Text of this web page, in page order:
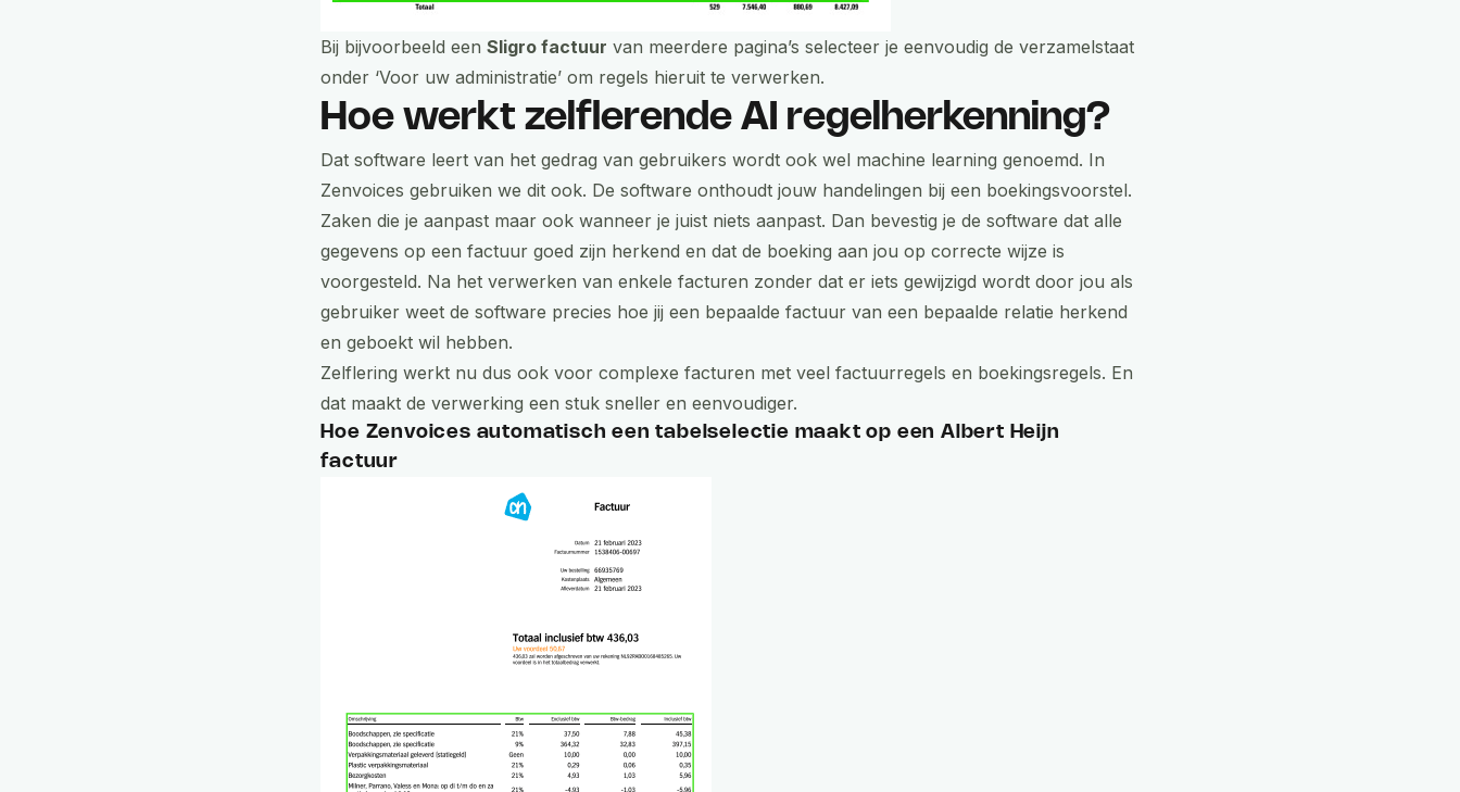
Bij bijvoorbeeld eenSligro factuur van meerdere pagina’s selecteer je eenvoudig de verzamelstaat
onder ‘Voor uw administratie’ om regels hieruit te verwerken.
Hoe werkt zelflerende AI regelherkenning?
Dat software leert van het gedrag van gebruikers wordt ook wel machine learning genoemd. In
Zenvoices gebruiken we dit ook. De software onthoudt jouw handelingen bij een boekingsvoorstel.
Zaken die je aanpast maar ook wanneer je juist niets aanpast. Dan bevestig je de software dat alle
gegevens op een factuur goed zijn herkend en dat de boeking aan jou op correcte wijze is
voorgesteld. Na het verwerken van enkele facturen zonder dat er iets gewijzigd wordt door jou als
gebruiker weet de software precies hoe jij een bepaalde factuur van een bepaalde relatie herkend
en geboekt wil hebben.
Zelflering werkt nu dus ook voor complexe facturen met veel factuurregels en boekingsregels. En
dat maakt de verwerking een stuk sneller en eenvoudiger.
Hoe Zenvoices automatisch een tabelselectie maakt op een Albert Heijn
factuur